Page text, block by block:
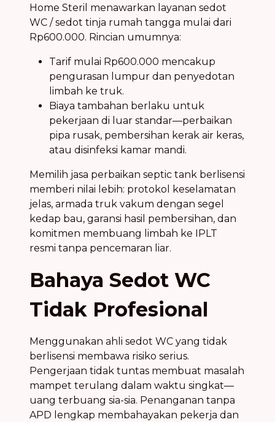
Home Steril menawarkan layanan sedot
WC / sedot tinja rumah tangga mulai dari
Rp600.000. Rincian umumnya:
Tarif mulai Rp600.000 mencakup
pengurasan lumpur dan penyedotan
limbah ke truk.
Biaya tambahan berlaku untuk
pekerjaan di luar standar—perbaikan
pipa rusak, pembersihan kerak air keras,
atau disinfeksi kamar mandi.
Memilih jasa perbaikan septic tank berlisensi
memberi nilai lebih: protokol keselamatan
jelas, armada truk vakum dengan segel
kedap bau, garansi hasil pembersihan, dan
komitmen membuang limbah ke IPLT
resmi tanpa pencemaran liar.
Bahaya Sedot WC
Tidak Profesional
Menggunakan ahli sedot WC yang tidak
berlisensi membawa risiko serius.
Pengerjaan tidak tuntas membuat masalah
mampet terulang dalam waktu singkat—
uang terbuang sia-sia. Penanganan tanpa
APD lengkap membahayakan pekerja dan